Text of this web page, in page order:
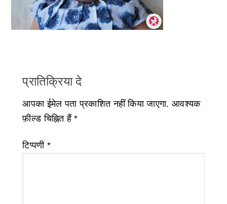
प्रातिक्रिया दे
आपका ईमेल पता प्रकाशित नहीं किया जाएगा. आवश्यक
फ़ील्ड चिह्नित हैं*
टिप्पणी *